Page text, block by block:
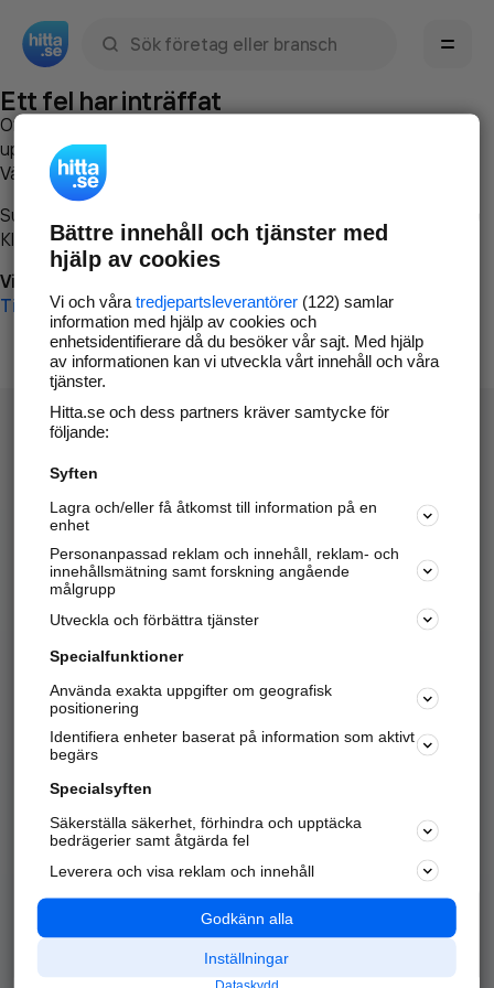
Ett fel har inträffat
Om du vill kan du
uppstod så att vi lättare och snabbare kan avhjälpa det.
Vänligen försök med följande:
Surfa till
Klicka påTillbaka-knappen i webbläsaren och försök igen
Vi beklagar besväret!
Till startsidan
Hitta.se - Gratis nummerupplysning.
Sök företag, personer och platser.
Hitta telefonnummer, adresser, företagsinfo mm.
Marknadsför företaget
Kom igång och annonsera mot
samarbetspartners nära dig.
Alla kategorier
Populära sökningar
API & Kartor
Annonsera
Integritet
Nödnummer
Bättre innehåll och tjänster med
hjälp av cookies
Vi och våra tredjepartsleverantörer(122) samlar
information med hjälp av cookies och
enhetsidentifierare då du besöker vår sajt. Med hjälp
av informationen kan vi utveckla vårt innehåll och våra
tjänster.
Hitta.se och dess partners kräver samtycke för
följande:
Syften
Lagra och/eller få åtkomst till information på en
enhet
Personanpassad reklam och innehåll, reklam- och
innehållsmätning samt forskning angående
målgrupp
Utveckla och förbättra tjänster
Specialfunktioner
Använda exakta uppgifter om geografisk
positionering
Identifiera enheter baserat på information som aktivt
begärs
Specialsyften
Säkerställa säkerhet, förhindra och upptäcka
bedrägerier samt åtgärda fel
Leverera och visa reklam och innehåll
Godkänn alla
Inställningar
Dataskydd